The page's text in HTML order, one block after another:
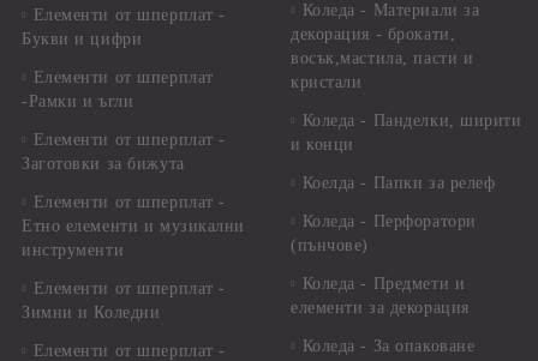
Елементи от шперплат -
Букви и цифри
Елементи от шперплат
-Рамки и ъгли
Елементи от шперплат -
Заготовки за бижута
Елементи от шперплат -
Етно елементи и музикални
инструменти
Елементи от шперплат -
Зимни и Коледни
Елементи от шперплат -
Коледа - Материали за
декорация - брокати,
восък,мастила, пасти и
кристали
Коледа - Панделки, ширити
и конци
Коелда - Папки за релеф
Коледа - Перфоратори
(пънчове)
Коледа - Предмети и
елементи за декорация
Коледа - За опаковане